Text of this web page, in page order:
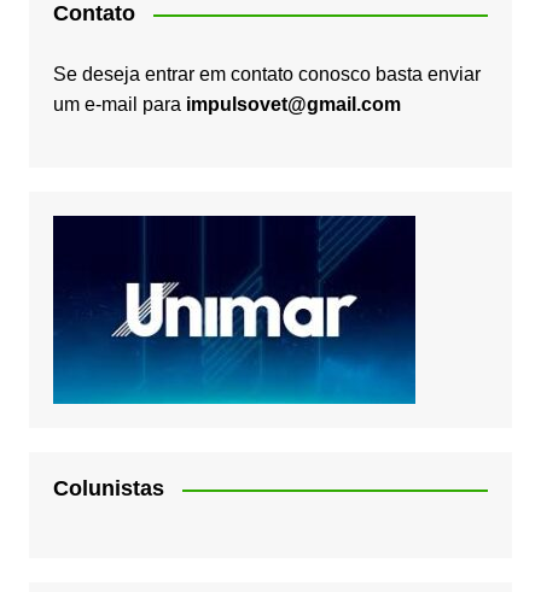
Contato
Se deseja entrar em contato conosco basta enviar
um e-mail para impulsovet@gmail.com
Colunistas